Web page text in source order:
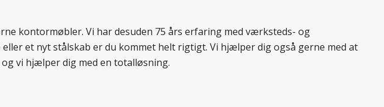
kontormøbler. Vi har desuden 75 års erfaring med værksteds- og
et nyt stålskab er du kommet helt rigtigt. Vi hjælper dig også gerne med at
vi hjælper dig med en totalløsning.